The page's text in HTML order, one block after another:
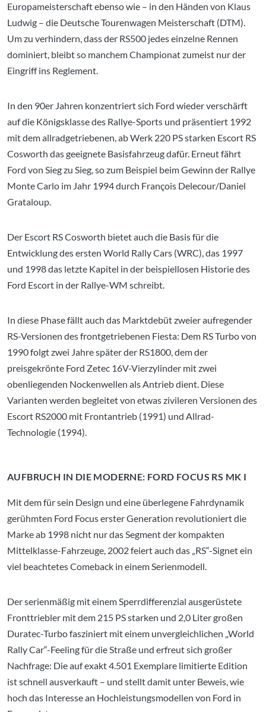
Europameisterschaft ebenso wie – in den Händen von Klaus
Ludwig – die Deutsche Tourenwagen Meisterschaft (DTM).
Um zu verhindern, dass der RS500 jedes einzelne Rennen
dominiert, bleibt so manchem Championat zumeist nur der
Eingriff ins Reglement.
In den 90er Jahren konzentriert sich Ford wieder verschärft
auf die Königsklasse des Rallye-Sports und präsentiert 1992
mit dem allradgetriebenen, ab Werk 220 PS starken Escort RS
Cosworth das geeignete Basisfahrzeug dafür. Erneut fährt
Ford von Sieg zu Sieg, so zum Beispiel beim Gewinn der Rallye
Monte Carlo im Jahr 1994 durch François Delecour/Daniel
Grataloup.
Der Escort RS Cosworth bietet auch die Basis für die
Entwicklung des ersten World Rally Cars (WRC), das 1997
und 1998 das letzte Kapitel in der beispiellosen Historie des
Ford Escort in der Rallye-WM schreibt.
In diese Phase fällt auch das Marktdebüt zweier aufregender
RS-Versionen des frontgetriebenen Fiesta: Dem RS Turbo von
1990 folgt zwei Jahre später der RS1800, dem der
preisgekrönte Ford Zetec 16V-Vierzylinder mit zwei
obenliegenden Nockenwellen als Antrieb dient. Diese
Varianten werden begleitet von etwas zivileren Versionen des
Escort RS2000 mit Frontantrieb (1991) und Allrad-
Technologie (1994).
AUFBRUCH IN DIE MODERNE: FORD FOCUS RS MK I
Mit dem für sein Design und eine überlegene Fahrdynamik
gerühmten Ford Focus erster Generation revolutioniert die
Marke ab 1998 nicht nur das Segment der kompakten
Mittelklasse-Fahrzeuge, 2002 feiert auch das „RS“-Signet ein
viel beachtetes Comeback in einem Serienmodell.
Der serienmäßig mit einem Sperrdifferenzial ausgerüstete
Fronttriebler mit dem 215 PS starken und 2,0 Liter großen
Duratec-Turbo fasziniert mit einem unvergleichlichen „World
Rally Car“-Feeling für die Straße und erfreut sich großer
Nachfrage: Die auf exakt 4.501 Exemplare limitierte Edition
ist schnell ausverkauft – und stellt damit unter Beweis, wie
hoch das Interesse an Hochleistungsmodellen von Ford in